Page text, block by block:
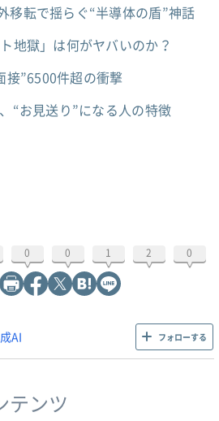
移転で揺らぐ“半導体の盾”神話
地獄」は何がヤバいのか？
”6500件超の衝撃
“お見送り”になる人の特徴
0 0 1 2 0
AI フォローする
テンツ